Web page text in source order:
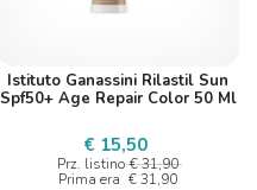
Istituto Ganassini Rilastil Sun
Spf50+ Age Repair Color 50 Ml
€ 15,50
Prz. listino € 31,90
Prima era € 31,90